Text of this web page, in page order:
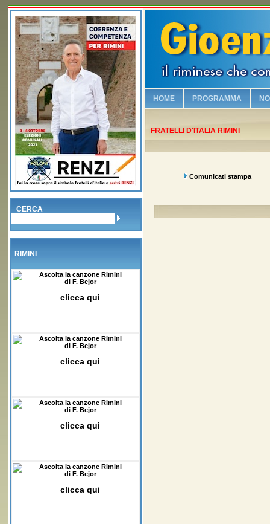
CERCA
RIMINI
Ascolta la canzone Rimini
di F. Bejor
clicca qui
Ascolta la canzone Rimini
di F. Bejor
clicca qui
Ascolta la canzone Rimini
di F. Bejor
clicca qui
Ascolta la canzone Rimini
di F. Bejor
clicca qui
HOME PROGRAMMA
Vogliamo sicurezza e
Riqualifichiamo il
Salvaguardiamo la
FRATELLI D'ITALIA RIMINI
Comunicati stampa